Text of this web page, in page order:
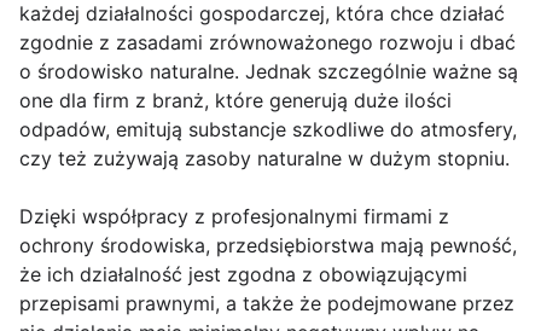
każdej działalności gospodarczej, która chce działać
zgodnie z zasadami zrównoważonego rozwoju i dbać
o środowisko naturalne. Jednak szczególnie ważne są
one dla firm z branż, które generują duże ilości
odpadów, emitują substancje szkodliwe do atmosfery,
czy też zużywają zasoby naturalne w dużym stopniu.
Dzięki współpracy z profesjonalnymi firmami z
ochrony środowiska, przedsiębiorstwa mają pewność,
że ich działalność jest zgodna z obowiązującymi
przepisami prawnymi, a także że podejmowane przez